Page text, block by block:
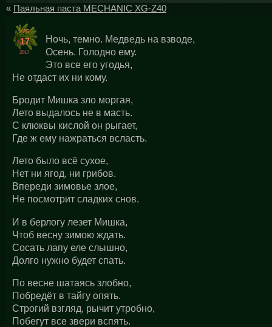
« Паяльная паста MECHANIC XG-Z40
MAR
17
2017
Ночь, темно. Медведь на взводе,
Осень. Голодно ему.
Это все его угодья,
Не отдаст их ни кому.
Бродит Мишка зло моргая,
Лето выдалось не в масть.
С клюквы кислой он рыгает,
Где ж ему нажраться всласть.
Лето было всё сухое,
Нет ни ягод, ни грибов.
Впереди зимовье злое,
Не посмотрит сладких снов.
И в берлогу лезет Мишка,
Чтоб весну зимою ждать.
Сосать лапу еле слышно,
Долго нужно будет спать.
По весне шатаясь злобно,
Побредёт в тайгу опять.
Строгий взгляд, рычит утробно,
Побегут все звери вспять.